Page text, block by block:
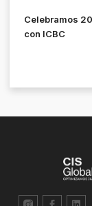
Celebramos
con ICBC
L
S
L